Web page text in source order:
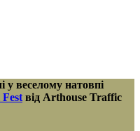
у веселому натовпі
від Arthouse Traffic